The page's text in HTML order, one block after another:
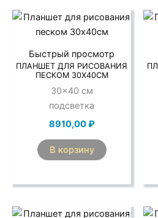
Быстрый просмотр
ПЛАНШЕТ ДЛЯ РИСОВАНИЯ
ПЕСКОМ 30Х40СМ
30×40 см
подсветка
8910,00₽
В корзину